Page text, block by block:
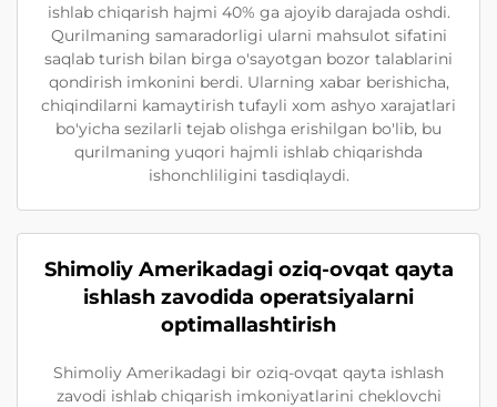
ishlab chiqarish hajmi 40% ga ajoyib darajada oshdi.
Qurilmaning samaradorligi ularni mahsulot sifatini
saqlab turish bilan birga o'sayotgan bozor talablarini
qondirish imkonini berdi. Ularning xabar berishicha,
chiqindilarni kamaytirish tufayli xom ashyo xarajatlari
bo'yicha sezilarli tejab olishga erishilgan bo'lib, bu
qurilmaning yuqori hajmli ishlab chiqarishda
ishonchliligini tasdiqlaydi.
Shimoliy Amerikadagi oziq-ovqat qayta
ishlash zavodida operatsiyalarni
optimallashtirish
Shimoliy Amerikadagi bir oziq-ovqat qayta ishlash
zavodi ishlab chiqarish imkoniyatlarini cheklovchi